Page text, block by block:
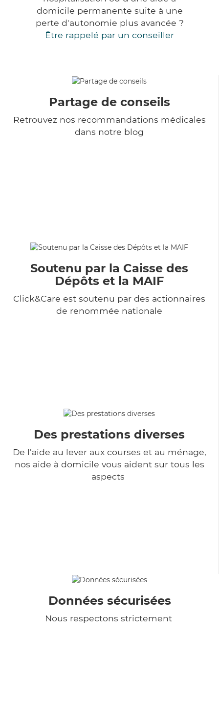
domicile permanente suite à une
perte d'autonomie plus avancée ?
Être rappelé par un conseiller
Partage de conseils
Retrouvez nos recommandations médicales
dans notre blog
Soutenu par la Caisse des
Dépôts et la MAIF
Click&Care est soutenu par des actionnaires
de renommée nationale
Des prestations diverses
De l'aide au lever aux courses et au ménage,
nos aide à domicile vous aident sur tous les
aspects
Données sécurisées
Nous respectons strictement